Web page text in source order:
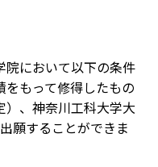
院において以下の条件
もって修得したもの
）、神奈川工科大学大
願することができま